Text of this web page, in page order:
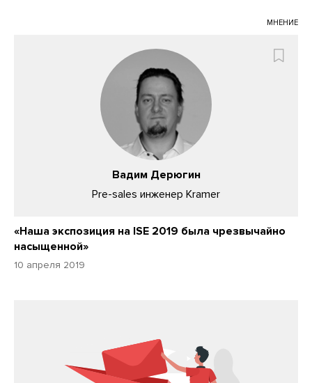
МНЕНИЕ
Вадим Дерюгин
Pre-sales инженер Kramer
«Наша экспозиция на ISE 2019 была чрезвычайно
насыщенной»
10 апреля 2019